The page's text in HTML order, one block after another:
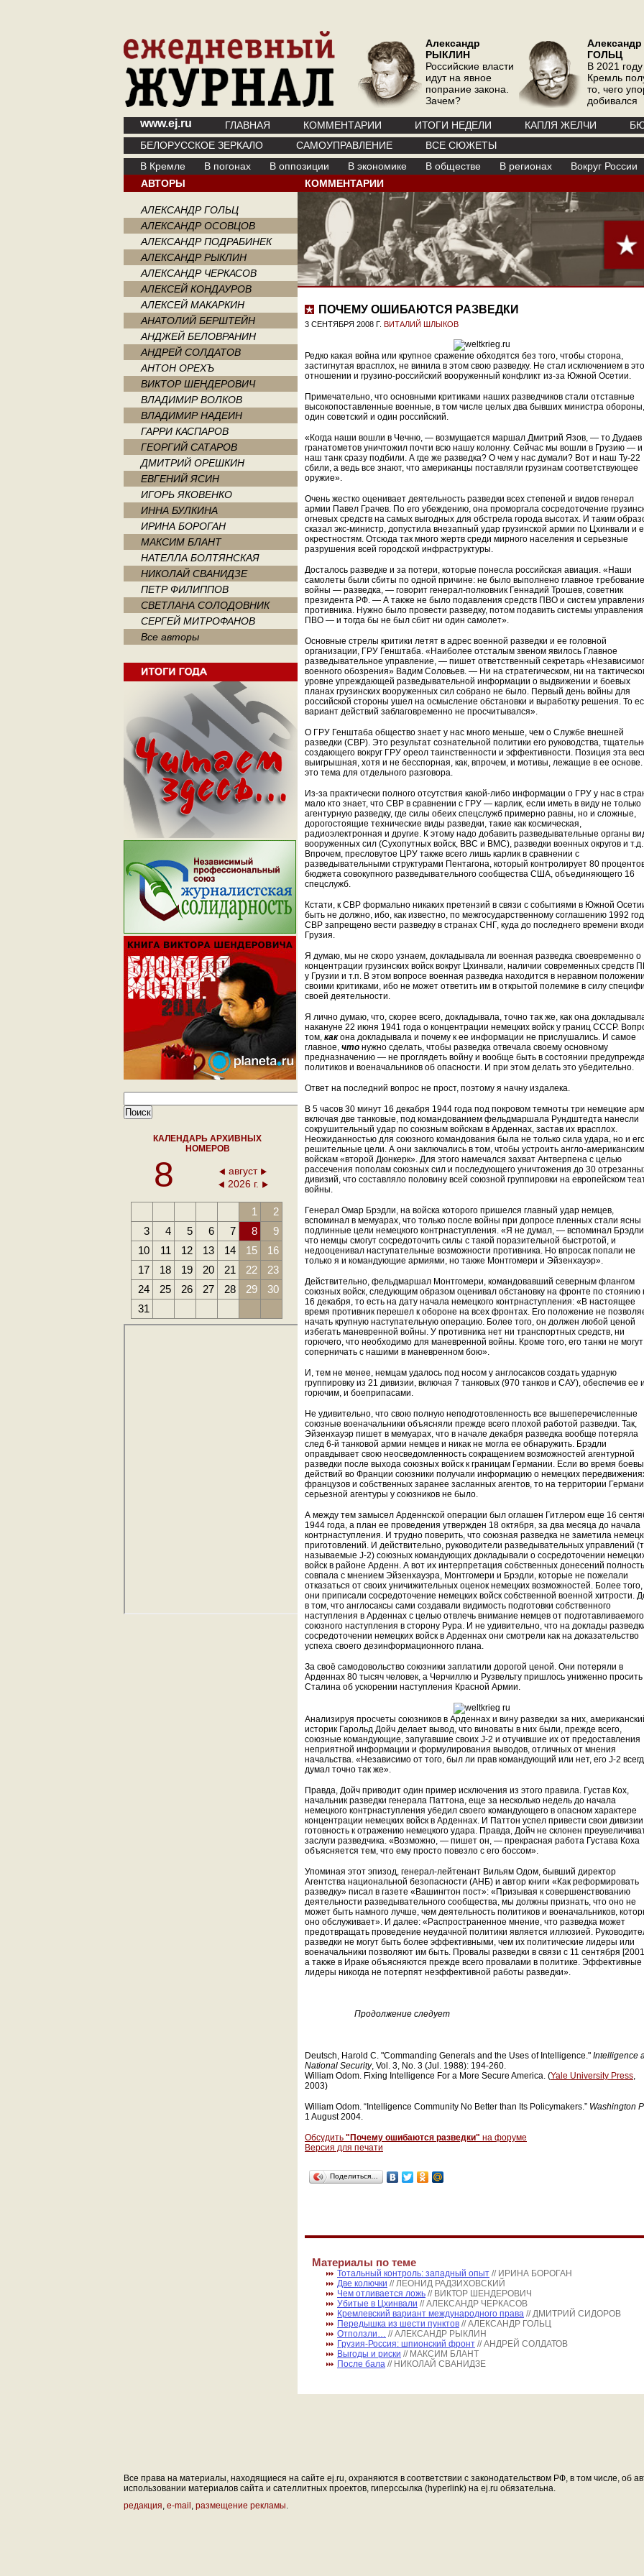
Александр
РЫКЛИН
Российские власти
идут на явное
попрание закона.
Зачем?
Александр
ГОЛЬЦ
В 2021 году
Кремль
то, чего
добивался
www.ej.ru ГЛАВНАЯ КОММЕНТАРИИ ИТОГИ НЕДЕЛИ КАПЛЯ ЖЕЛЧИ
БЕЛОРУССКОЕ ЗЕРКАЛО
САМОУПРАВЛЕНИЕ
ВСЕ СЮЖЕТЫ
В Кремле
В погонах В оппозиции В экономике В обществе В регионах Вокруг России
АВТОРЫ
АЛЕКСАНДР ГОЛЬЦ
АЛЕКСАНДР ОСОВЦОВ
АЛЕКСАНДР ПОДРАБИНЕК
АЛЕКСАНДР РЫКЛИН
АЛЕКСАНДР ЧЕРКАСОВ
АЛЕКСЕЙ КОНДАУРОВ
АЛЕКСЕЙ МАКАРКИН
АНАТОЛИЙ БЕРШТЕЙН
АНДЖЕЙ БЕЛОВРАНИН
АНДРЕЙ СОЛДАТОВ
АНТОН ОРЕХЪ
ВИКТОР ШЕНДЕРОВИЧ
ВЛАДИМИР ВОЛКОВ
ВЛАДИМИР НАДЕИН
ГАРРИ КАСПАРОВ
ГЕОРГИЙ САТАРОВ
ДМИТРИЙ ОРЕШКИН
ЕВГЕНИЙ ЯСИН
ИГОРЬ ЯКОВЕНКО
ИННА БУЛКИНА
ИРИНА БОРОГАН
МАКСИМ БЛАНТ
НАТЕЛЛА БОЛТЯНСКАЯ
НИКОЛАЙ СВАНИДЗЕ
ПЕТР ФИЛИППОВ
СВЕТЛАНА СОЛОДОВНИК
СЕРГЕЙ МИТРОФАНОВ
Все авторы
КАЛЕНДАРЬ АРХИВНЫХ
НОМЕРОВ
8
август
2026 г.
1
2
3
4 5 6 7 8
9
10
11 12 13 14 15
16
17
18 19 20 21 22
23
24
25 26 27 28 29
30
31
КОММЕНТАРИИ
ПОЧЕМУ ОШИБАЮТСЯ РАЗВЕДКИ
3 СЕНТЯБРЯ 2008 Г. ВИТАЛИЙ ШЛЫКОВ
Редко какая война или крупное сражение обходятся без того, чтобы сторона,
застигнутая врасплох, не винила в этом свою разведку. Не стал исключением в
отношении и грузино-российский вооруженный конфликт из-за Южной Осетии.
Примечательно, что основными критиками наших разведчиков стали отставные
высокопоставленные военные, в том числе целых два бывших министра обороны,
один советский и один российский.
«Когда наши вошли в Чечню, — возмущается маршал Дмитрий Язов, — то Дудаев
гранатометов уничтожил почти всю нашу колонну. Сейчас мы вошли в Грузию — и
наш танк сразу подбили. А где же разведка? О чем у нас думали? Вот и наш Ту-22
сбили, а ведь все знают, что американцы поставляли грузинам соответствующее
оружие».
Очень жестко оценивает деятельность разведки всех степеней и видов генерал
армии Павел Грачев. По его убеждению, она проморгала сосредоточение
огневых средств на самых выгодных для обстрела города высотах. И таким
сказал экс-министр, допустила внезапный удар грузинской армии по Цхинвали и
окрестностям. Отсюда так много жертв среди мирного населения и серьезные
разрушения всей городской инфраструктуры.
Досталось разведке и за потери, которые понесла российская авиация. «Наши
самолеты были сбиты по одной причине: не было выполнено главное требование
войны — разведка, — говорит генерал-полковник Геннадий Трошев, советник
президента РФ. — А также не было подавления средств ПВО и систем
противника. Нужно было провести разведку, потом подавить системы управления
ПВО — и тогда бы не был сбит ни один самолет».
Основные стрелы критики летят в адрес военной разведки и ее головной
организации, ГРУ Генштаба. «Наиболее отсталым звеном явилось Главное
разведывательное управление, — пишет ответственный секретарь
военного обозрения» Вадим Соловьев. — Ни на стратегическом, ни на
уровне упреждающей разведывательной информации о выдвижении и боевых
планах грузинских вооруженных сил собрано не было. Первый день войны для
российской стороны ушел на осмысление обстановки и выработку решения. То
вариант действий заблаговременно не просчитывался».
О ГРУ Генштаба общество знает у нас много меньше, чем о Службе внешней
разведки (СВР). Это результат сознательной политики его руководства,
создающего вокруг ГРУ ореол таинственности и эффективности. Позиция эта
выигрышная, хотя и не бесспорная, как, впрочем, и мотивы, лежащие в ее
это тема для отдельного разговора.
Из-за практически полного отсутствия какой-либо информации о ГРУ у нас в
мало кто знает, что СВР в сравнении с ГРУ — карлик, если иметь в виду не только
агентурную разведку, где силы обеих спецслужб примерно равны, но и сложные,
дорогостоящие технические виды разведки, такие как космическая,
радиоэлектронная и другие. К этому надо добавить разведывательные органы
вооруженных сил (Сухопутных войск, ВВС и ВМС), разведки военных округов и т.д.
Впрочем, пресловутое ЦРУ также всего лишь карлик в сравнении с
разведывательными структурами Пентагона, который контролирует 80
бюджета совокупного разведывательного сообщества США, объединяющего 16
спецслужб.
Кстати, к СВР формально никаких претензий в связи с событиями в Южной
быть не должно, ибо, как известно, по межгосударственному соглашению 1992
СВР запрещено вести разведку в странах СНГ, куда до последнего времени
Грузия.
Я думаю, мы не скоро узнаем, докладывала ли военная разведка своевременно о
концентрации грузинских войск вокруг Цхинвали, наличии современных средств
у Грузии и т.п. В этом вопросе военная разведка находится в неравном
своими критиками, ибо не может ответить им в открытой полемике в силу
своей деятельности.
Я лично думаю, что, скорее всего, докладывала, точно так же, как она
накануне 22 июня 1941 года о концентрации немецких войск у границ СССР.
том, какона докладывала и почему к ее информации не прислушались. И самое
главное, что нужно сделать, чтобы разведка отвечала своему основному
предназначению — не проглядеть войну и вообще быть в состоянии
политиков и военачальников об опасности. И при этом делать это убедительно.
Ответ на последний вопрос не прост, поэтому я начну издалека.
В 5 часов 30 минут 16 декабря 1944 года под покровом темноты три немецкие
включая две танковые, под командованием фельдмаршала Рундштедта нанесли
сокрушительный удар по союзным войскам в Арденнах, застав их врасплох.
Неожиданностью для союзного командования была не только сила удара, но и
решительные цели. А они заключались в том, чтобы устроить англо-американским
войскам «второй Дюнкерк». Для этого намечался захват Антверпена с целью
рассечения пополам союзных сил и последующего уничтожения до 30
дивизий, что составляло половину всей союзной группировки на европейском
войны.
Генерал Омар Брэдли, на войска которого пришелся главный удар немцев,
вспоминал в мемуарах, что только после войны при допросе пленных стали ясны
подлинные цели немецкого контрнаступления. «Я не думал, — вспоминал
что немцы смогут сосредоточить силы с такой поразительной быстротой, и
недооценивал наступательные возможности противника. Но впросак попали не
только я и командующие армиями, но также Монтгомери и Эйзенхауэр».
Действительно, фельдмаршал Монтгомери, командовавший северным флангом
союзных войск, следующим образом оценивал обстановку на фронте по стоянию
16 декабря, то есть на дату начала немецкого контрнаступления: «В настоящее
время противник перешел к обороне на всех фронтах. Его положение не
начать крупную наступательную операцию. Более того, он должен любой ценой
избегать маневренной войны. У противника нет ни транспортных средств, ни
горючего, что необходимо для маневренной войны. Кроме того, его танки не могут
соперничать с нашими в маневренном бою».
И, тем не менее, немцам удалось под носом у англосаксов создать ударную
группировку из 21 дивизии, включая 7 танковых (970 танков и САУ), обеспечив ее и
горючим, и боеприпасами.
Не удивительно, что свою полную неподготовленность все вышеперечисленные
союзные военачальники объясняли прежде всего плохой работой разведки. Так,
Эйзенхауэр пишет в мемуарах, что в начале декабря разведка вообще потеряла
след 6-й танковой армии немцев и никак не могла ее обнаружить. Брэдли
оправдывает свою неосведомленность сокращением возможностей агентурной
разведки после выхода союзных войск к границам Германии. Если во время
действий во Франции союзники получали информацию о немецких
французов и собственных заранее засланных агентов, то на территории
серьезной агентуры у союзников не было.
А между тем замысел Арденнской операции был оглашен Гитлером еще 16
1944 года, а план ее проведения утвержден 18 октября, за два месяца до начала
контрнаступления. И трудно поверить, что союзная разведка не заметила
приготовлений. И действительно, руководители разведывательных управлений
называемые J-2) союзных командующих докладывали о сосредоточении
войск в районе Арденн. А вот их интерпретация собственных донесений
совпала с мнением Эйзенхауэра, Монтгомери и Брэдли, которые не пожелали
отказаться от своих уничижительных оценок немецких возможностей. Более того,
они приписали сосредоточение немецких войск собственной военной хитрости.
в том, что англосаксы сами создавали видимость подготовки собственного
наступления в Арденнах с целью отвлечь внимание немцев от подготавливаемого
союзного наступления в сторону Рура. И не удивительно, что на доклады
сосредоточении немецких войск в Арденнах они смотрели как на доказательство
успеха своего дезинформационного плана.
За своё самодовольство союзники заплатили дорогой ценой. Они потеряли в
Арденнах 80 тысяч человек, а Черчиллю и Рузвельту пришлось униженно просить
Сталина об ускорении наступления Красной Армии.
Анализируя просчеты союзников в Арденнах и вину разведки за них,
историк Гарольд Дойч делает вывод, что виноваты в них были, прежде всего,
союзные командующие, запугавшие своих J-2 и отучившие их от предоставления
неприятной информации и формулирования выводов, отличных от мнения
начальства. «Независимо от того, был ли прав командующий или нет, его J-2
думал точно так же».
Правда, Дойч приводит один пример исключения из этого правила. Густав Кох,
начальник разведки генерала Паттона, еще за несколько недель до начала
немецкого контрнаступления убедил своего командующего в опасном характере
концентрации немецких войск в Арденнах. И Паттон успел привести свои
готовность к отражению немецкого удара. Правда, Дойч не склонен
заслуги разведчика. «Возможно, — пишет он, — прекрасная работа Густава Коха
объясняется тем, что ему просто повезло с его боссом».
Упоминая этот эпизод, генерал-лейтенант Вильям Одом, бывший директор
Агентства национальной безопасности (АНБ) и автор книги «Как реформировать
разведку» писал в газете «Вашингтон пост»: «Призывая к совершенствованию
деятельности разведывательного сообщества, мы должны признать, что оно не
может быть намного лучше, чем деятельность политиков и военачальников,
оно обслуживает». И далее: «Распространенное мнение, что разведка может
предотвращать проведение неудачной политики является иллюзией.
разведки не могут быть более эффективными, чем их политические лидеры или
военачальники позволяют им быть. Провалы разведки в связи с 11 сентября [2001
а также в Ираке объясняются прежде всего провалами в политике. Эффективные
лидеры никогда не потерпят неэффективной работы разведки».
Продолжение следует
Deutsch, Harold C. "Commanding Generals and the Uses of Intelligence." Intelligence
National Security, Vol. 3, No. 3 (Jul. 1988): 194-260.
William Odom. Fixing Intelligence For a More Secure America. (Yale University Press,
2003)
William Odom. “Intelligence Community No Better than Its Policymakers.” Washington
1 August 2004.
Обсудить "Почему ошибаются разведки" на форуме
Версия для печати
Поделиться…
Материалы по теме
Тотальный контроль: западный опыт // ИРИНА БОРОГАН
Две колючки // ЛЕОНИД РАДЗИХОВСКИЙ
Чем отливается ложь // ВИКТОР ШЕНДЕРОВИЧ
Убитые в Цхинвали // АЛЕКСАНДР ЧЕРКАСОВ
Кремлевский вариант международного права // ДМИТРИЙ СИДОРОВ
Передышка из шести пунктов // АЛЕКСАНДР ГОЛЬЦ
Отползли… // АЛЕКСАНДР РЫКЛИН
Грузия-Россия: шпионский фронт // АНДРЕЙ СОЛДАТОВ
Выгоды и риски // МАКСИМ БЛАНТ
После бала // НИКОЛАЙ СВАНИДЗЕ
Все права на материалы, находящиеся на сайте ej.ru, охраняются в соответствии с законодательством РФ, в том числе, об
использовании материалов сайта и сателлитных проектов, гиперссылка (hyperlink) на ej.ru обязательна.
редакция, e-mail , размещение рекламы.